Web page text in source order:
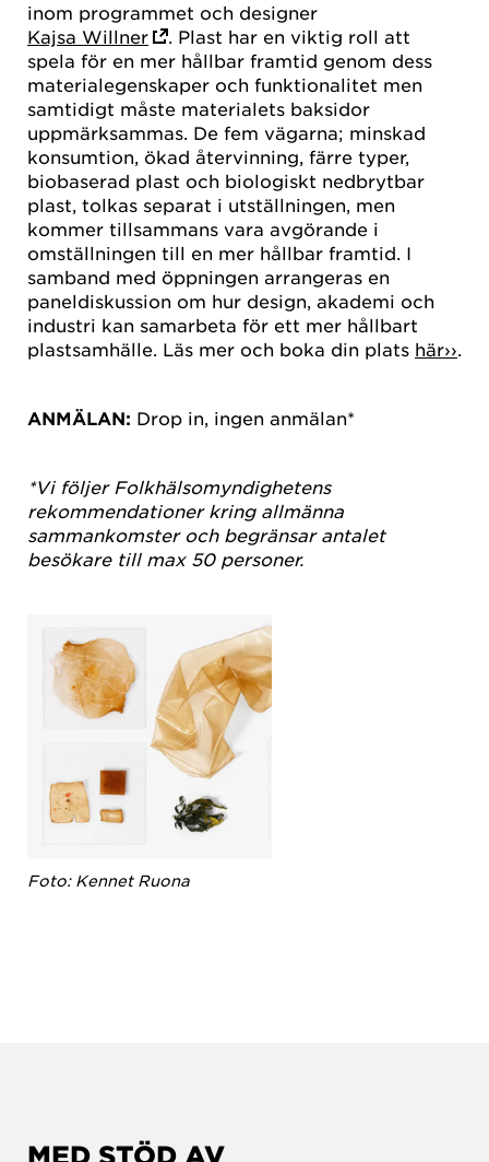
inom programmet och designer
Kajsa Willner
. Plast har en viktig roll att
spela för en mer hållbar framtid genom dess
materialegenskaper och funktionalitet men
samtidigt måste materialets baksidor
uppmärksammas. De fem vägarna; minskad
konsumtion, ökad återvinning, färre typer,
biobaserad plast och biologiskt nedbrytbar
plast, tolkas separat i utställningen, men
kommer tillsammans vara avgörande i
omställningen till en mer hållbar framtid. I
samband med öppningen arrangeras en
paneldiskussion om hur design, akademi och
industri kan samarbeta för ett mer hållbart
plastsamhälle. Läs mer och boka din plats här››.
ANMÄLAN: Drop in, ingen anmälan*
*Vi följer Folkhälsomyndighetens
rekommendationer kring allmänna
sammankomster och begränsar antalet
besökare till max 50 personer.
Foto: Kennet Ruona
MED STÖD AV